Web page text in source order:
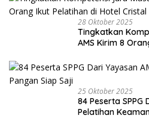
28 Oktober 2025
Tingkatkan
AMS Kirim 8 Orang Ikut Pelatihan di Hotel
25 Oktober 2025
84 Peserta SPPG
Pelatihan